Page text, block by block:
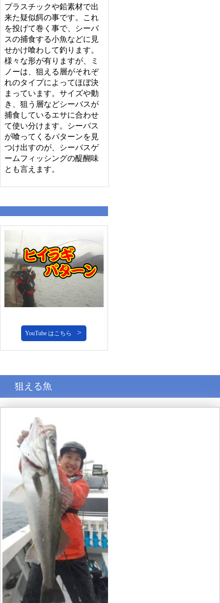
プラスチックや鉛素材で出
来た疑似餌の事です。これ
を投げて巻く事で、シーバ
スの捕食する小魚などに見
せかけ喰わして釣ります。
様々な形が有りますが、ミ
ノーは、狙える層がそれぞ
れのタイプによってほぼ決
まっています。サイズや動
き、狙う層などシーバスが
捕食しているエサに合わせ
て使い分けます。シーバス
が喰ってくるパターンを見
つけ出すのが、シーバスゲ
ームフィッシングの醍醐味
とも言えます。
YouTube はこちら
狙える魚